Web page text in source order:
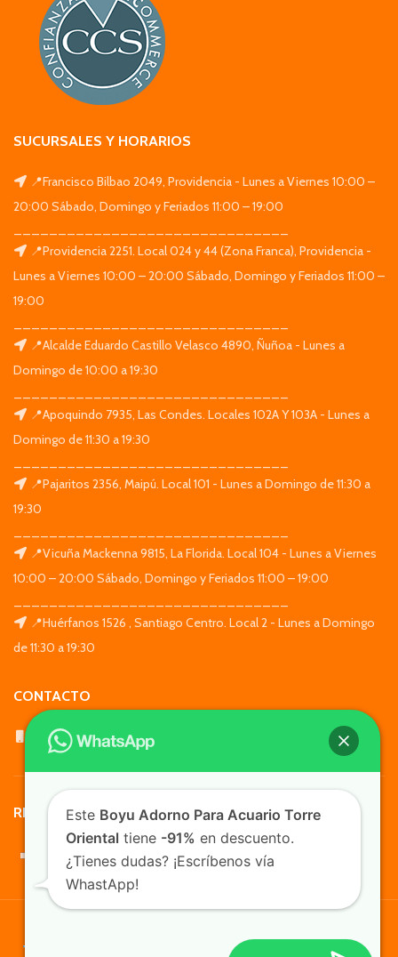
SUCURSALES Y HORARIOS
📍Francisco Bilbao 2049, Providencia - Lunes a Viernes 10:00 –
20:00 Sábado, Domingo y Feriados 11:00 – 19:00
📍Providencia 2251. Local 024 y 44 (Zona Franca), Providencia -
Lunes a Viernes 10:00 – 20:00 Sábado, Domingo y Feriados 11:00 –
19:00
📍Alcalde Eduardo Castillo Velasco 4890, Ñuñoa - Lunes a
Domingo de 10:00 a 19:30
📍Apoquindo 7935, Las Condes. Locales 102A Y 103A - Lunes a
Domingo de 11:30 a 19:30
📍Pajaritos 2356, Maipú. Local 101 - Lunes a Domingo de 11:30 a
19:30
📍Vicuña Mackenna 9815, La Florida. Local 104 - Lunes a Viernes
10:00 – 20:00 Sábado, Domingo y Feriados 11:00 – 19:00
📍Huérfanos 1526 , Santiago Centro. Local 2 - Lunes a Domingo
de 11:30 a 19:30
CONTACTO
WhatsApp: +569 7564 4676
REDES SOCIALES
TusMascotas.cl
Este Boyu Adorno Para Acuario Torre
Oriental tiene -91% en descuento.
¿Tienes dudas? ¡Escríbenos vía
WhastApp!